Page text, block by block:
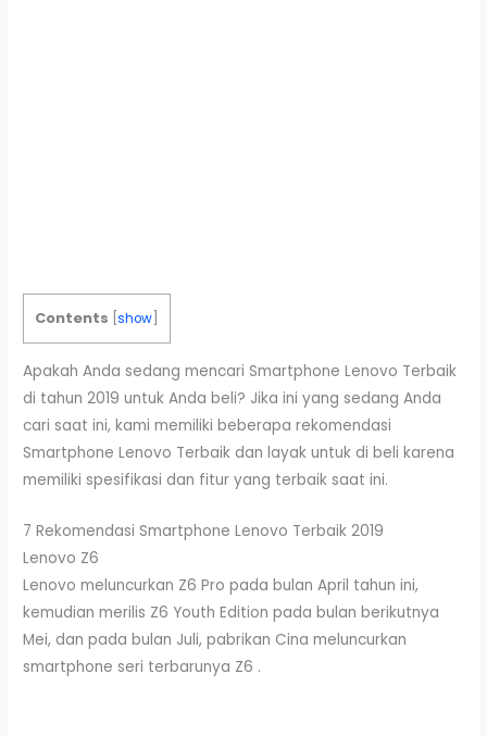
Contents [show
Apakah Anda sedang mencari Smartphone Lenovo Terbaik
di tahun 2019 untuk Anda beli? Jika ini yang sedang Anda
cari saat ini, kami memiliki beberapa rekomendasi
Smartphone Lenovo Terbaik dan layak untuk di beli karena
memiliki spesifikasi dan fitur yang terbaik saat ini.
7 Rekomendasi Smartphone Lenovo Terbaik 2019
Lenovo Z6
Lenovo meluncurkan Z6 Pro pada bulan April tahun ini,
kemudian merilis Z6 Youth Edition pada bulan berikutnya
Mei, dan pada bulan Juli, pabrikan Cina meluncurkan
smartphone seri terbarunya Z6 .